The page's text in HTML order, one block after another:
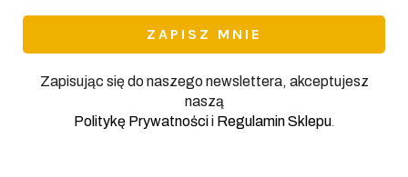
Zapisując się do naszego newslettera, akceptujesz
naszą
Politykę Prywatnościi Regulamin Sklepu.